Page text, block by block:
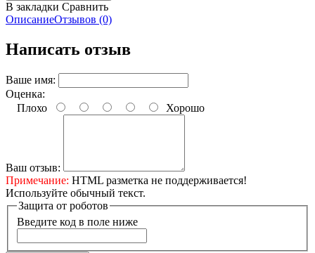
В закладки Сравнить
ОписаниеОтзывов (0)
Написать отзыв
Ваше имя:
Оценка:
Плохо
Хорошо
Ваш отзыв:
Примечание: HTML разметка не поддерживается!
Используйте обычный текст.
Защита от роботов
Введите код в поле ниже